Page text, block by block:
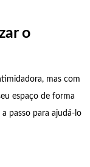
o
mas com
espaço de forma
passo para ajudá-lo